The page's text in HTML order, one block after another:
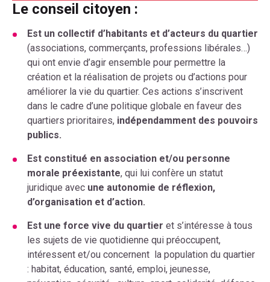
Le conseil citoyen :
Est un collectif d’habitants et d’acteurs du quartier
(associations, commerçants, professions libérales…)
qui ont envie d’agir ensemble pour permettre la
création et la réalisation de projets ou d’actions pour
améliorer la vie du quartier. Ces actions s’inscrivent
dans le cadre d’une politique globale en faveur des
quartiers prioritaires, indépendamment des pouvoirs
publics.
Est constitué en association et/ou personne
morale préexistante, qui lui confère un statut
juridique avec une autonomie de réflexion,
d’organisation et d’action.
Est une force vive du quartier et s’intéresse à tous
les sujets de vie quotidienne qui préoccupent,
intéressent et/ou concernent la population du quartier
: habitat, éducation, santé, emploi, jeunesse,